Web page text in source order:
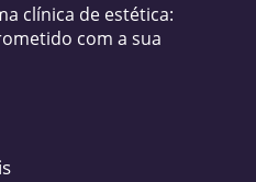
clínica de estética:
com a sua